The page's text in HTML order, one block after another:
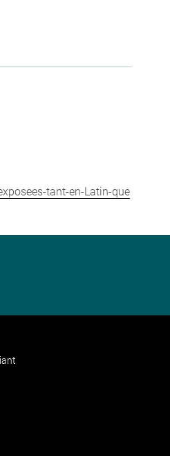
tant-en-Latin-que